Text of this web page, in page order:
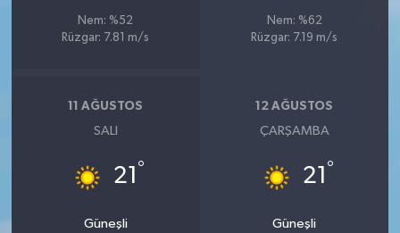
Nem: %52
Rüzgar: 7.81 m/s
Nem: %62
Rüzgar: 7.19 m/s
11 AĞUSTOS
SALI
21 °
Güneşli
12 AĞUSTOS
ÇARŞAMBA
21 °
Güneşli